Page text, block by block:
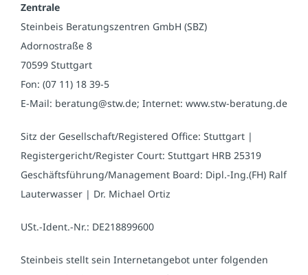
Zentrale
Steinbeis Beratungszentren GmbH (SBZ)
Adornostraße 8
70599 Stuttgart
Fon: (07 11) 18 39-5
E-Mail: beratung@stw.de; Internet: www.stw-beratung.de
Sitz der Gesellschaft/Registered Office: Stuttgart |
Registergericht/Register Court: Stuttgart HRB 25319
Geschäftsführung/Management Board: Dipl.-Ing.(FH) Ralf
Lauterwasser | Dr. Michael Ortiz
USt.-Ident.-Nr.: DE218899600
Steinbeis stellt sein Internetangebot unter folgenden